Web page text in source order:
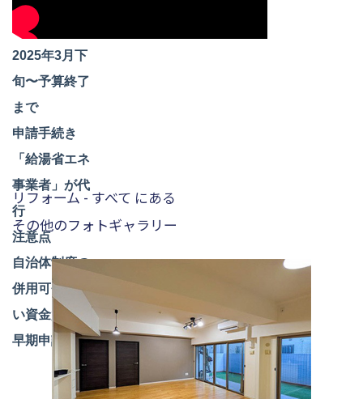
日以降
申請受付開始
2025年3月下
旬〜予算終了
まで
申請手続き
「給湯省エネ
事業者」が代
行
注意点
自治体制度の
併用可否 後払
い資金負担、
早期申請推奨
リフォーム - すべて にある
その他のフォトギャラリー